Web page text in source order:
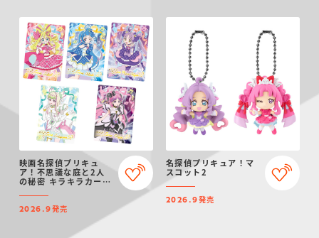
映画名探偵プリキュ
ア！不思議な庭と2人
の秘密 キラキラカード
2026.9発売
名探偵プリキュア！マ
スコット2
2026.9発売